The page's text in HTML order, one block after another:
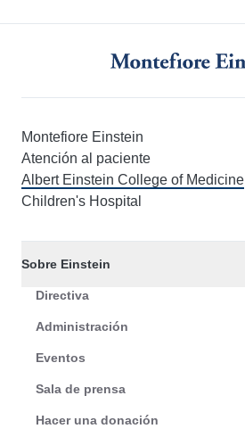
Montefiore Einstein
Atención al paciente
Albert Einstein College of Medicine
Children's Hospital
Sobre Einstein
Directiva
Administración
Eventos
Sala de prensa
Hacer una donación